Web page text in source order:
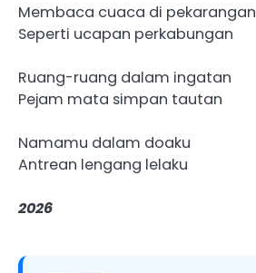
Membaca cuaca di pekarangan
Seperti ucapan perkabungan
Ruang-ruang dalam ingatan
Pejam mata simpan tautan
Namamu dalam doaku
Antrean lengang lelaku
2026